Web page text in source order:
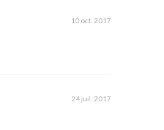
10 oct. 2017
24 juil. 2017